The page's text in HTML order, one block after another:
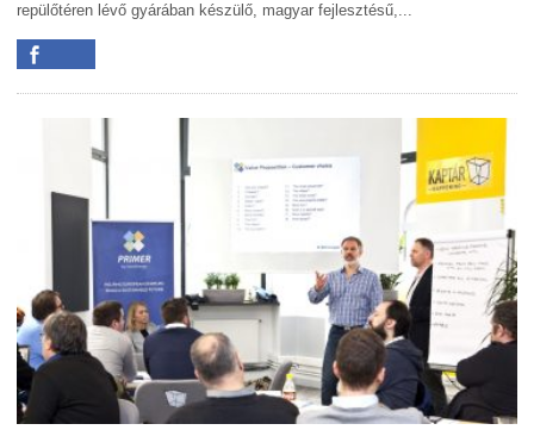
repülőtéren lévő gyárában készülő, magyar fejlesztésű,...